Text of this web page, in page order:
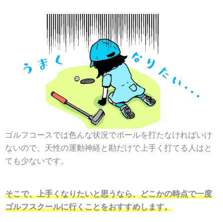
ゴルフコースでは色んな状況でボールを打たなければいけ
ないので、天性の運動神経と勘だけで上手く打てる人はと
ても少ないです。
そこで、上手くなりたいと思うなら、どこかの時点で一度
ゴルフスクールに行くことをおすすめします。